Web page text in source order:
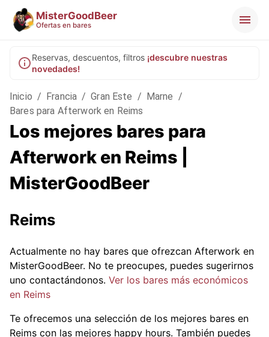
MisterGoodBeer
Ofertas en bares
Reservas, descuentos, filtros ¡descubre nuestras
novedades!
Inicio / Francia / Gran Este / Marne /
Bares para Afterwork en Reims
Los mejores bares para
Afterwork en Reims |
MisterGoodBeer
Reims
Actualmente no hay bares que ofrezcan Afterwork en
MisterGoodBeer. No te preocupes, puedes sugerirnos
uno contactándonos. Ver los bares más económicos
en Reims
Te ofrecemos una selección de los mejores bares en
Reims con las mejores happy hours. También puedes